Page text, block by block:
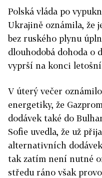
Polská vláda po
Ukrajině oznámila, že
bez ruského plynu
dlouhodobá dohoda o
vyprší na konci
V úterý večer
energetiky, že
dodávek také do
Sofie uvedla, že už
alternativních
tak zatím není nutné
středu ráno však p